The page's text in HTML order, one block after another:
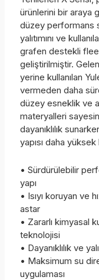
ürünlerini bir araya
düzey performans
yalıtımını ve
grafen destekli
geliştirilmiştir.
yerine kullanılan
vermeden daha
düzey esneklik ve
materyalleri
dayanıklılık
yapısı daha
• Sürdürülebilir
yapı
• Isıyı koruyan ve
astar
• Zararlı kimyasal
teknolojisi
• Dayanıklılık ve
• Maksimum su
uygulaması